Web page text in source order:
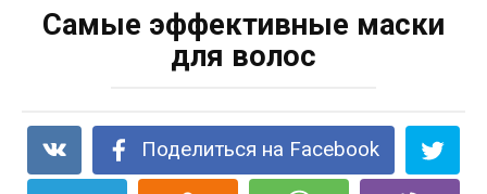
Самые эффективные маски
для волос
Поделиться на Facebook